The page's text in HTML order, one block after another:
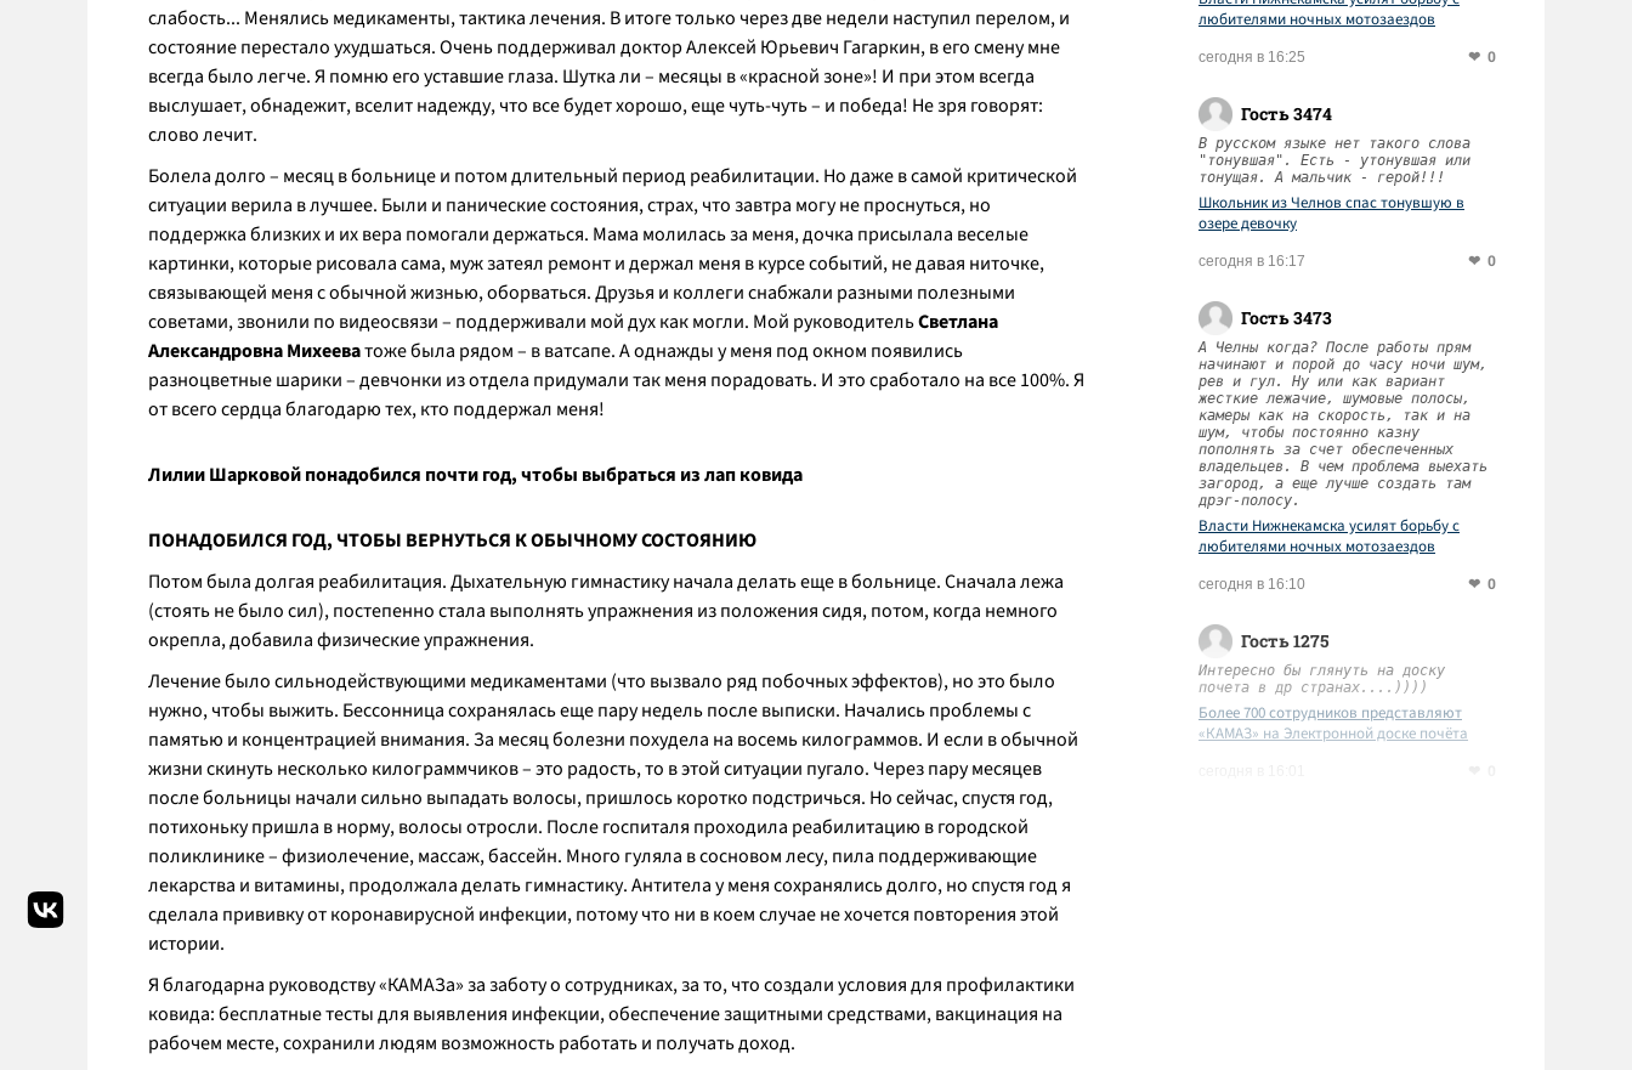
слабость... Менялись медикаменты, тактика лечения. В итоге только через две недели наступил перелом, и
состояние перестало ухудшаться. Очень поддерживал доктор Алексей Юрьевич Гагаркин, в его смену мне
всегда было легче. Я помню его уставшие глаза. Шутка ли – месяцы в «красной зоне»! И при этом всегда
выслушает, обнадежит, вселит надежду, что все будет хорошо, еще чуть-чуть – и победа! Не зря говорят:
слово лечит.
Болела долго – месяц в больнице и потом длительный период реабилитации. Но даже в самой критической
ситуации верила в лучшее. Были и панические состояния, страх, что завтра могу не проснуться, но
поддержка близких и их вера помогали держаться. Мама молилась за меня, дочка присылала веселые
картинки, которые рисовала сама, муж затеял ремонт и держал меня в курсе событий, не давая ниточке,
связывающей меня с обычной жизнью, оборваться. Друзья и коллеги снабжали разными полезными
советами, звонили по видеосвязи – поддерживали мой дух как могли. Мой руководительСветлана
Александровна Михееватоже была рядом – в ватсапе. А однажды у меня под окном появились
разноцветные шарики – девчонки из отдела придумали так меня порадовать. И это сработало на все 100%. Я
от всего сердца благодарю тех, кто поддержал меня!
Лилии Шарковой понадобился почти год, чтобы выбраться из лап ковида
ПОНАДОБИЛСЯ ГОД, ЧТОБЫ ВЕРНУТЬСЯ К ОБЫЧНОМУ СОСТОЯНИЮ
Потом была долгая реабилитация. Дыхательную гимнастику начала делать еще в больнице. Сначала лежа
(стоять не было сил), постепенно стала выполнять упражнения из положения сидя, потом, когда немного
окрепла, добавила физические упражнения.
Лечение было сильнодействующими медикаментами (что вызвало ряд побочных эффектов), но это было
нужно, чтобы выжить. Бессонница сохранялась еще пару недель после выписки. Начались проблемы с
памятью и концентрацией внимания. За месяц болезни похудела на восемь килограммов. И если в обычной
жизни скинуть несколько килограммчиков – это радость, то в этой ситуации пугало. Через пару месяцев
после больницы начали сильно выпадать волосы, пришлось коротко подстричься. Но сейчас, спустя год,
потихоньку пришла в норму, волосы отросли. После госпиталя проходила реабилитацию в городской
поликлинике – физиолечение, массаж, бассейн. Много гуляла в сосновом лесу, пила поддерживающие
лекарства и витамины, продолжала делать гимнастику. Антитела у меня сохранялись долго, но спустя год я
сделала прививку от коронавирусной инфекции, потому что ни в коем случае не хочется повторения этой
истории.
Я благодарна руководству «КАМАЗа» за заботу о сотрудниках, за то, что создали условия для профилактики
ковида: бесплатные тесты для выявления инфекции, обеспечение защитными средствами, вакцинация на
рабочем месте, сохранили людям возможность работать и получать доход.
любителями ночных мотозаездов
сегодня в 16:25 0
Гость 3474
В русском языке нет такого слова
"тонувшая". Есть - утонувшая или
тонущая. А мальчик - герой!!!
Школьник из Челнов спас тонувшую в
озере девочку
сегодня в 16:17 0
Гость 3473
А Челны когда? После работы прям
начинают и порой до часу ночи шум,
рев и гул. Ну или как вариант
жесткие лежачие, шумовые полосы,
камеры как на скорость, так и на
шум, чтобы постоянно казну
пополнять за счет обеспеченных
владельцев. В чем проблема выехать
загород, а еще лучше создать там
дрэг-полосу.
Власти Нижнекамска усилят борьбу с
любителями ночных мотозаездов
сегодня в 16:10 0
Гость 1275
Интересно бы глянуть на доску
почета в др странах....))))
Более 700 сотрудников представляют
«КАМАЗ» на Электронной доске почёта